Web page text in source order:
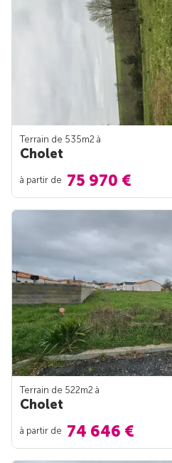
Terrain de 535m2 à
Cholet
à partir de 75 970 €
Terrain de 522m2 à
Cholet
à partir de 74 646 €